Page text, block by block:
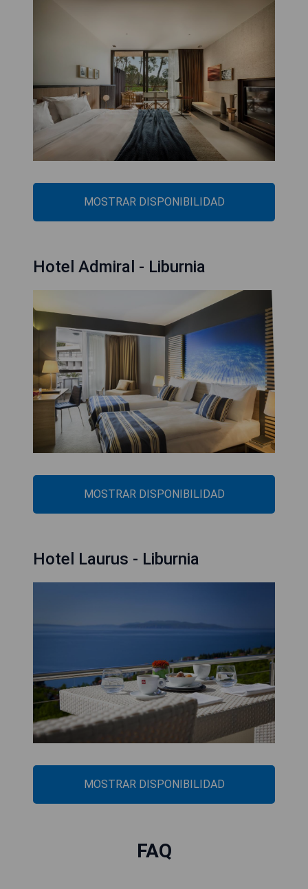
MOSTRAR DISPONIBILIDAD
Hotel Admiral - Liburnia
MOSTRAR DISPONIBILIDAD
Hotel Laurus - Liburnia
MOSTRAR DISPONIBILIDAD
FAQ